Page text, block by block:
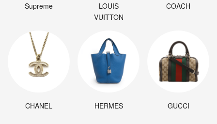
Supreme
LOUIS
VUITTON
COACH
CHANEL HERMES GUCCI